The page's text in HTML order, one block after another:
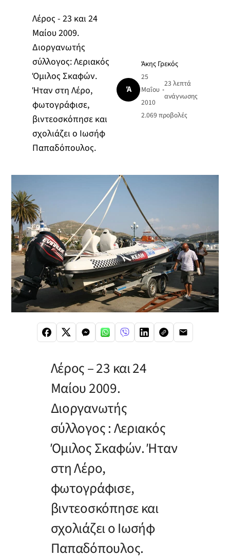
Λέρος - 23 και 24
Μαίου 2009.
Διοργανωτής
σύλλογος: Λεριακός
Όμιλος Σκαφών.
Ήταν στη Λέρο,
φωτογράφισε,
βιντεοσκόπησε και
σχολιάζει ο Ιωσήφ
Παπαδόπουλος.
Ά
Άκης Γρεκός
25
Μαΐου
2010
•
23 λεπτά
ανάγνωσης
2.069 προβολές
Λέρος – 23 και 24
Μαίου 2009.
Διοργανωτής
σύλλογος : Λεριακός
Όμιλος Σκαφών. Ήταν
στη Λέρο,
φωτογράφισε,
βιντεοσκόπησε και
σχολιάζει ο Ιωσήφ
Παπαδόπουλος.